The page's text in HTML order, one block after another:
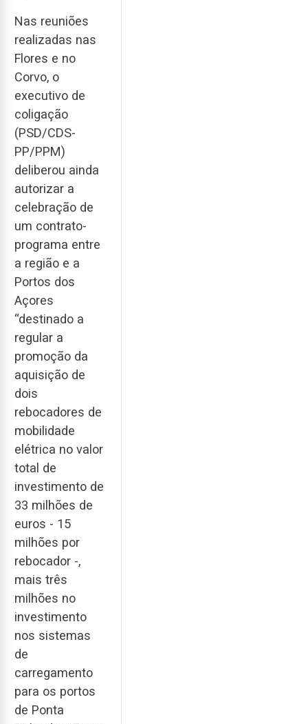
Nas reuniões
realizadas nas
Flores e no
Corvo, o
executivo de
coligação
(PSD/CDS-
PP/PPM)
deliberou ainda
autorizar a
celebração de
um contrato-
programa entre
a região e a
Portos dos
Açores
“destinado a
regular a
promoção da
aquisição de
dois
rebocadores de
mobilidade
elétrica no valor
total de
investimento de
33 milhões de
euros - 15
milhões por
rebocador -,
mais três
milhões no
investimento
nos sistemas
de
carregamento
para os portos
de Ponta